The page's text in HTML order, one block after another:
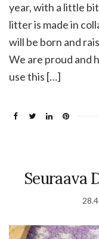
year, with a little
litter is made in
will be born and
We are proud and
use this […]
Seuraava